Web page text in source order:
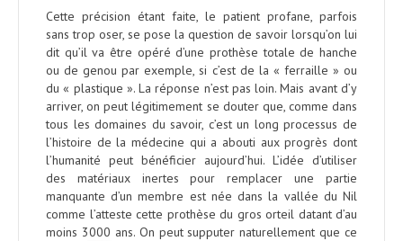
Cette précision étant faite, le patient profane, parfois
sans trop oser, se pose la question de savoir lorsqu’on lui
dit qu’il va être opéré d’une prothèse totale de hanche
ou de genou par exemple, si c’est de la « ferraille » ou
du « plastique ». La réponse n’est pas loin. Mais avant d’y
arriver, on peut légitimement se douter que, comme dans
tous les domaines du savoir, c’est un long processus de
l’histoire de la médecine qui a abouti aux progrès dont
l’humanité peut bénéficier aujourd’hui. L’idée d’utiliser
des matériaux inertes pour remplacer une partie
manquante d’un membre est née dans la vallée du Nil
comme l’atteste cette prothèse du gros orteil datant d’au
moins 3000 ans. On peut supputer naturellement que ce